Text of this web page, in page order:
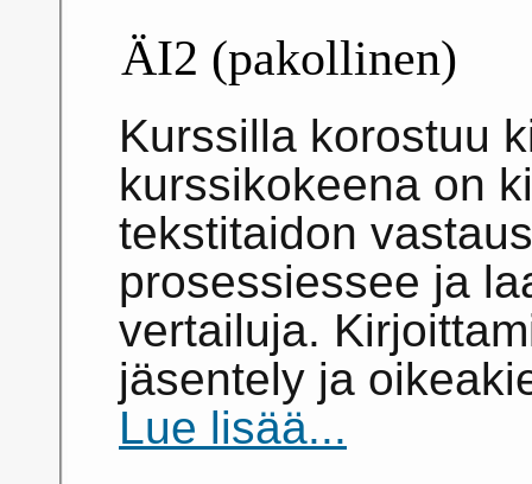
ÄI2 (pakollinen)
Kurssilla korostuu
kurssikokeena on
tekstitaidon
prosessiessee ja
vertailuja.
jäsentely ja
Lue lisää...